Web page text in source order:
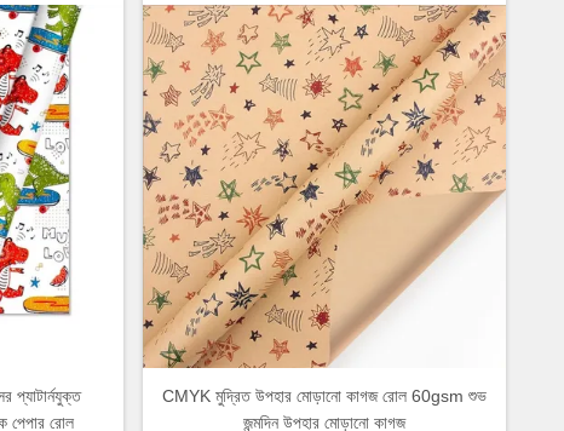
প্যাটার্নযুক্ত
রোল
CMYK মুদ্রিত উপহার মোড়ানো কাগজ রোল 60gsm শুভ
জন্মদিন উপহার মোড়ানো কাগজ